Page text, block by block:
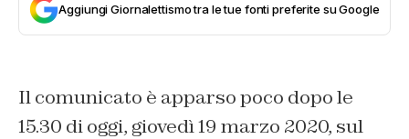
Aggiungi Giornalettismo tra le tue fonti preferite su Google
Il comunicato è apparso poco dopo le
15.30 di oggi, giovedì 19 marzo 2020, sul